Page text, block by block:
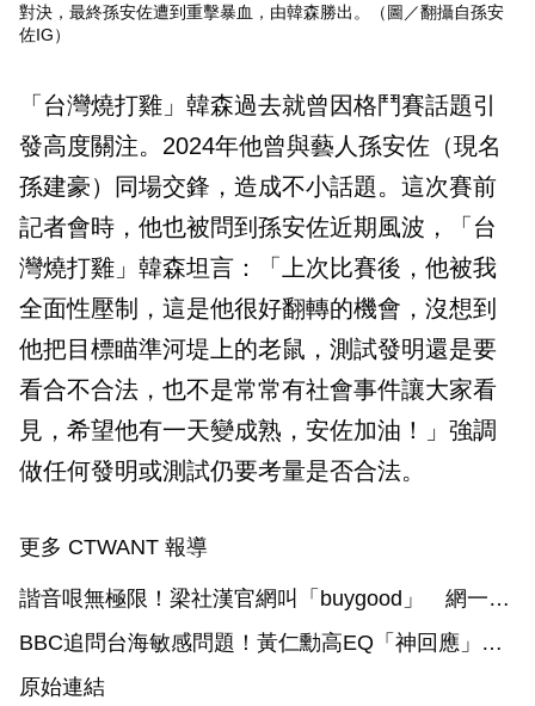
對決，最終孫安佐遭到重擊暴血，由韓森勝出。（圖／翻攝自孫安
佐IG）
「台灣燒打雞」韓森過去就曾因格鬥賽話題引
發高度關注。2024年他曾與藝人孫安佐（現名
孫建豪）同場交鋒，造成不小話題。這次賽前
記者會時，他也被問到孫安佐近期風波，「台
灣燒打雞」韓森坦言：「上次比賽後，他被我
全面性壓制，這是他很好翻轉的機會，沒想到
他把目標瞄準河堤上的老鼠，測試發明還是要
看合不合法，也不是常常有社會事件讓大家看
見，希望他有一天變成熟，安佐加油！」強調
做任何發明或測試仍要考量是否合法。
更多 CTWANT 報導
諧音哏無極限！梁社漢官網叫「buygood」 網一念
秒懂：台灣人贏了
BBC追問台海敏感問題！黃仁勳高EQ「神回應」網
友全讚翻
原始連結